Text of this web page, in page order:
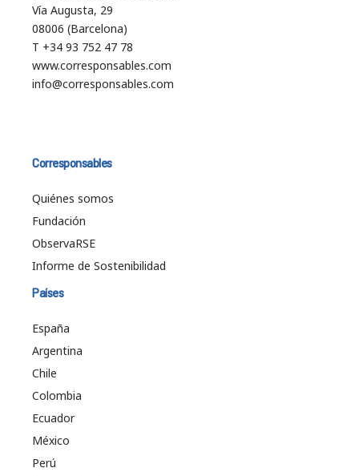
Vía Augusta, 29
08006 (Barcelona)
T +34 93 752 47 78
www.corresponsables.com
info@corresponsables.com
Corresponsables
Quiénes somos
Fundación
ObservaRSE
Informe de Sostenibilidad
Países
España
Argentina
Chile
Colombia
Ecuador
México
Perú